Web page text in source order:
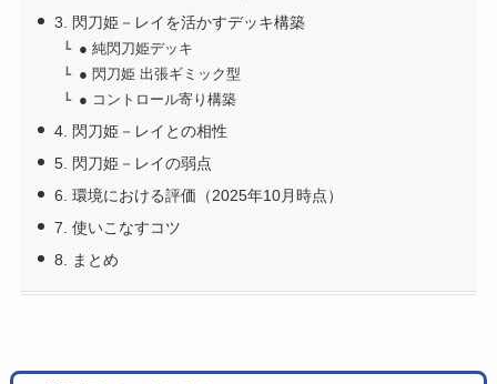
3. 閃刀姫－レイを活かすデッキ構築
● 純閃刀姫デッキ
● 閃刀姫 出張ギミック型
● コントロール寄り構築
4. 閃刀姫－レイとの相性
5. 閃刀姫－レイの弱点
6. 環境における評価（2025年10月時点）
7. 使いこなすコツ
8. まとめ